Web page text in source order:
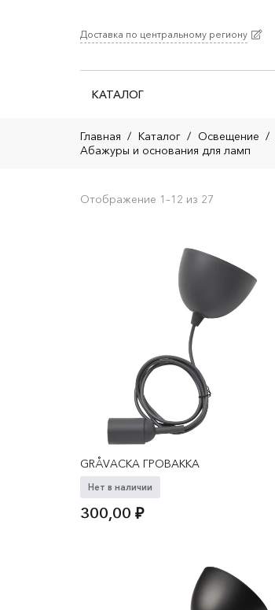
Доставка по центральному региону
КАТАЛОГ
Главная / Каталог / Освещение /
Абажуры и основания для ламп
Отображение 1–12 из 27
GRÅVACKA ГРОВАККА
Нет в наличии
300,00 ₽